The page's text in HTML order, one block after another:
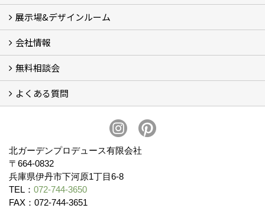
オリジナル帆布のサイクルポート
NEW スマートサイクルポート
おしゃれな物置 (8)
門扉 (6)
ウッドフェンス (16)
アイアンの商品 (6)
ガーデニング雑貨 (3)
ガーデン書&ガーデンアート
こだわりのオリジナル商品 一覧
おすすめの植物 (29)
箱庭ガーデン
ポット苗
展示場&デザインルーム
展示場&デザインルーム
会社情報
会社概要
スタッフ紹介 (11)
ブログ
コラム
アクセス
求人募集
無料相談会
無料相談会
よくある質問
アフターサービス・アフターメンテナンスについて (3)
北ガーデンプロデュース有限会社
〒664-0832
兵庫県伊丹市下河原1丁目6-8
TEL： 072-744-3650
FAX：072-744-3651